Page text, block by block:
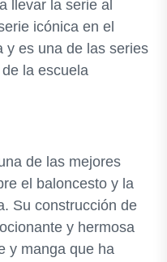
llevar la serie al
icónica en el
y es una de las series
la escuela
de las mejores
el baloncesto y la
Su construcción de
y hermosa
y manga que ha